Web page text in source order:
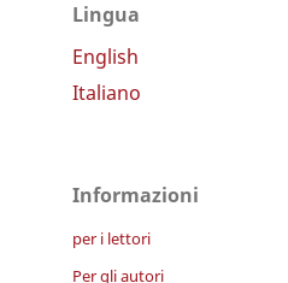
Lingua
English
Italiano
Informazioni
per i lettori
Per gli autori